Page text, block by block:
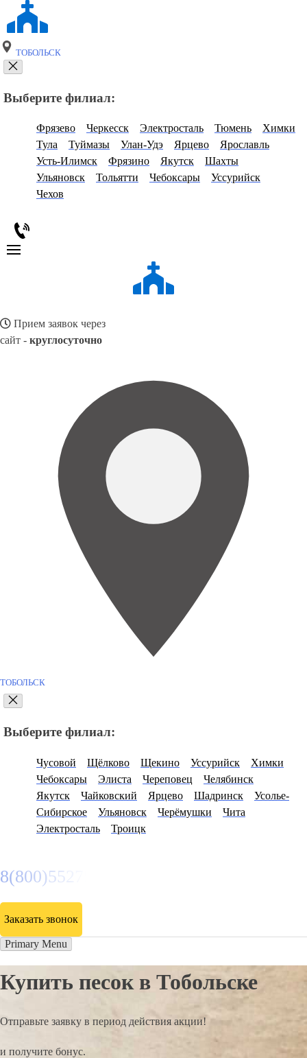
ТОБОЛЬСК
Выберите филиал:
Фрязево Черкесск Электросталь Тюмень
Химки
Тула
Туймазы Улан-Удэ Ярцево
Ярославль
Усть-Илимск
Фрязино Якутск
Шахты
Ульяновск
Тольятти Чебоксары
Уссурийск
Чехов
Прием заявок через
сайт - круглосуточно
ТОБОЛЬСК
Выберите филиал:
Чусовой Щёлково Щекино Уссурийск
Химки
Чебоксары
Элиста Череповец
Челябинск
Якутск
Чайковский Ярцево Шадринск
Усолье-
Сибирское
Ульяновск Черёмушки
Чита
Электросталь
Троицк
8(800)5527584
Заказать звонок
Primary Menu
Купить песок в Тобольске
Отправьте заявку в период действия акции!
и получите бонус.